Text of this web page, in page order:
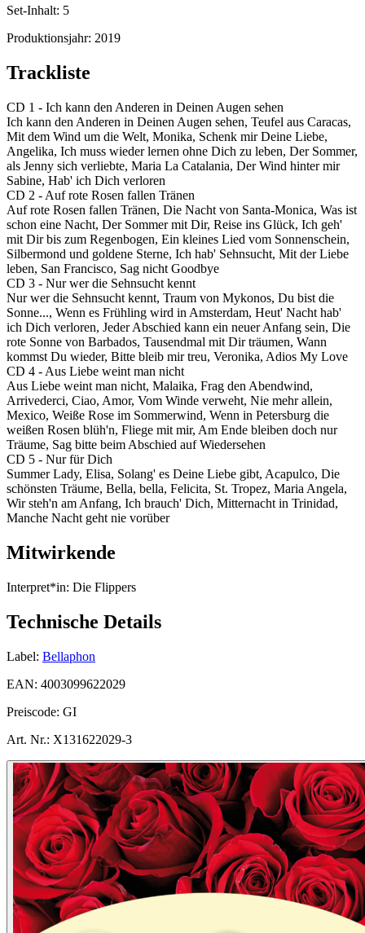
Set-Inhalt: 5
Produktionsjahr: 2019
Trackliste
CD 1 - Ich kann den Anderen in Deinen Augen sehen
Ich kann den Anderen in Deinen Augen sehen, Teufel aus Caracas,
Mit dem Wind um die Welt, Monika, Schenk mir Deine Liebe,
Angelika, Ich muss wieder lernen ohne Dich zu leben, Der Sommer,
als Jenny sich verliebte, Maria La Catalania, Der Wind hinter mir
Sabine, Hab' ich Dich verloren
CD 2 - Auf rote Rosen fallen Tränen
Auf rote Rosen fallen Tränen, Die Nacht von Santa-Monica, Was ist
schon eine Nacht, Der Sommer mit Dir, Reise ins Glück, Ich geh'
mit Dir bis zum Regenbogen, Ein kleines Lied vom Sonnenschein,
Silbermond und goldene Sterne, Ich hab' Sehnsucht, Mit der Liebe
leben, San Francisco, Sag nicht Goodbye
CD 3 - Nur wer die Sehnsucht kennt
Nur wer die Sehnsucht kennt, Traum von Mykonos, Du bist die
Sonne..., Wenn es Frühling wird in Amsterdam, Heut' Nacht hab'
ich Dich verloren, Jeder Abschied kann ein neuer Anfang sein, Die
rote Sonne von Barbados, Tausendmal mit Dir träumen, Wann
kommst Du wieder, Bitte bleib mir treu, Veronika, Adios My Love
CD 4 - Aus Liebe weint man nicht
Aus Liebe weint man nicht, Malaika, Frag den Abendwind,
Arrivederci, Ciao, Amor, Vom Winde verweht, Nie mehr allein,
Mexico, Weiße Rose im Sommerwind, Wenn in Petersburg die
weißen Rosen blüh'n, Fliege mit mir, Am Ende bleiben doch nur
Träume, Sag bitte beim Abschied auf Wiedersehen
CD 5 - Nur für Dich
Summer Lady, Elisa, Solang' es Deine Liebe gibt, Acapulco, Die
schönsten Träume, Bella, bella, Felicita, St. Tropez, Maria Angela,
Wir steh'n am Anfang, Ich brauch' Dich, Mitternacht in Trinidad,
Manche Nacht geht nie vorüber
Mitwirkende
Interpret*in: Die Flippers
Technische Details
Label: Bellaphon
EAN: 4003099622029
Preiscode: GI
Art. Nr.: X131622029-3